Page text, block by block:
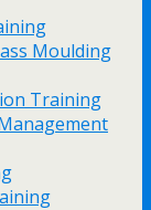
Moulding
Training